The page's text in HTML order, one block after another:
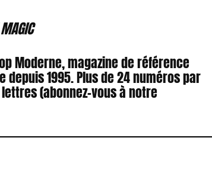
Moderne, magazine de référence
depuis 1995. Plus de 24 numéros par
(abonnez-vous à notre